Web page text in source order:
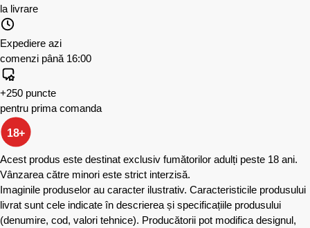
la livrare
Expediere azi
comenzi până 16:00
+250 puncte
pentru prima comanda
18+
Acest produs este destinat exclusiv fumătorilor adulți peste 18 ani.
Vânzarea către minori este strict interzisă.
Imaginile produselor au caracter ilustrativ. Caracteristicile produsului
livrat sunt cele indicate în descrierea și specificațiile produsului
(denumire, cod, valori tehnice). Producătorii pot modifica designul,